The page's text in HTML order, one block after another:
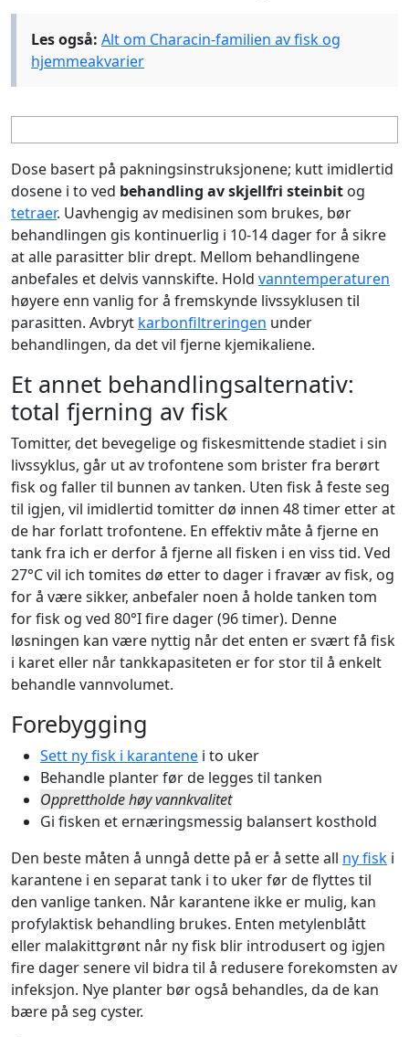
Les også: Alt om Characin-familien av fisk og
hjemmeakvarier
Dose basert på pakningsinstruksjonene; kutt imidlertid
dosene i to ved behandling av skjellfri steinbit og
tetraer. Uavhengig av medisinen som brukes, bør
behandlingen gis kontinuerlig i 10-14 dager for å sikre
at alle parasitter blir drept. Mellom behandlingene
anbefales et delvis vannskifte. Hold vanntemperaturen
høyere enn vanlig for å fremskynde livssyklusen til
parasitten. Avbryt karbonfiltreringen under
behandlingen, da det vil fjerne kjemikaliene.
Et annet behandlingsalternativ:
total fjerning av fisk
Tomitter, det bevegelige og fiskesmittende stadiet i sin
livssyklus, går ut av trofontene som brister fra berørt
fisk og faller til bunnen av tanken. Uten fisk å feste seg
til igjen, vil imidlertid tomitter dø innen 48 timer etter at
de har forlatt trofontene. En effektiv måte å fjerne en
tank fra ich er derfor å fjerne all fisken i en viss tid. Ved
27°C vil ich tomites dø etter to dager i fravær av fisk, og
for å være sikker, anbefaler noen å holde tanken tom
for fisk og ved 80°I fire dager (96 timer). Denne
løsningen kan være nyttig når det enten er svært få fisk
i karet eller når tankkapasiteten er for stor til å enkelt
behandle vannvolumet.
Forebygging
Sett ny fisk i karantene i to uker
Behandle planter før de legges til tanken
Opprettholde høy vannkvalitet
Gi fisken et ernæringsmessig balansert kosthold
Den beste måten å unngå dette på er å sette all ny fisk i
karantene i en separat tank i to uker før de flyttes til
den vanlige tanken. Når karantene ikke er mulig, kan
profylaktisk behandling brukes. Enten metylenblått
eller malakittgrønt når ny fisk blir introdusert og igjen
fire dager senere vil bidra til å redusere forekomsten av
infeksjon. Nye planter bør også behandles, da de kan
bære på seg cyster.